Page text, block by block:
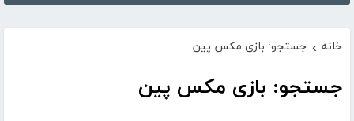
خانه › جستجو: بازی مکس پین
جستجو: بازی مکس پین